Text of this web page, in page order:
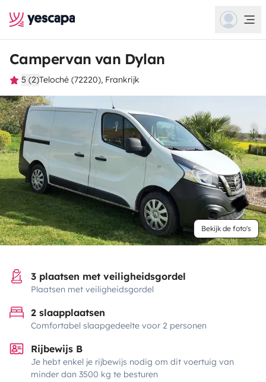
Campervan van Dylan
5 (2)Teloché (72220), Frankrijk
Bekijk de foto's
3 plaatsen met veiligheidsgordel
Plaatsen met veiligheidsgordel
2 slaapplaatsen
Comfortabel slaapgedeelte voor 2 personen
Rijbewijs B
Je hebt enkel je rijbewijs nodig om dit voertuig van
minder dan 3500 kg te besturen